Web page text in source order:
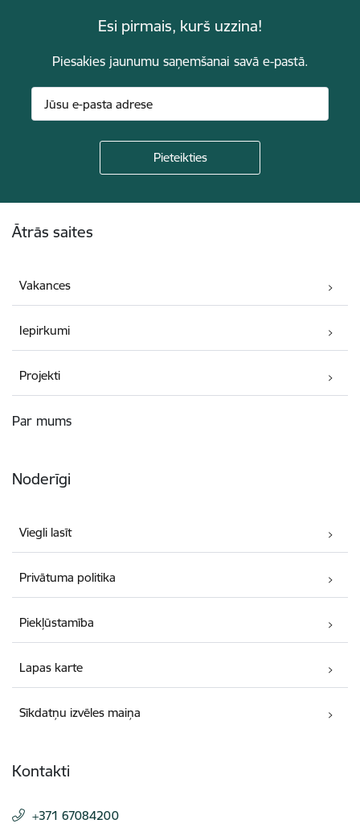
Esi pirmais, kurš uzzina!
Piesakies jaunumu saņemšanai savā e-pastā.
Ātrās saites
Vakances
Iepirkumi
Projekti
Par mums
Noderīgi
Viegli lasīt
Privātuma politika
Piekļūstamība
Lapas karte
Sīkdatņu izvēles maiņa
Kontakti
+371 67084200